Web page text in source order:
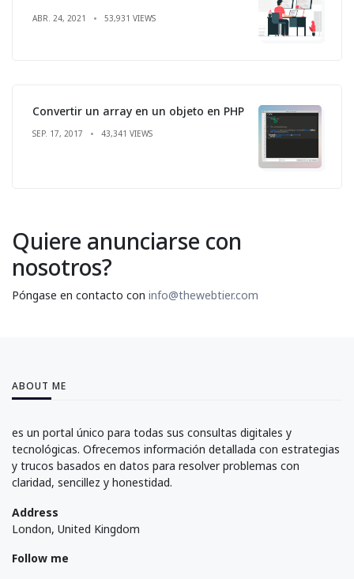
ABR. 24, 2021 53,931 VIEWS
Convertir un array en un objeto en PHP
SEP. 17, 2017 43,341 VIEWS
Quiere anunciarse con
nosotros?
Póngase en contacto con info@thewebtier.com
ABOUT ME
es un portal único para todas sus consultas digitales y
tecnológicas. Ofrecemos información detallada con estrategias
y trucos basados en datos para resolver problemas con
claridad, sencillez y honestidad.
Address
London, United Kingdom
Follow me